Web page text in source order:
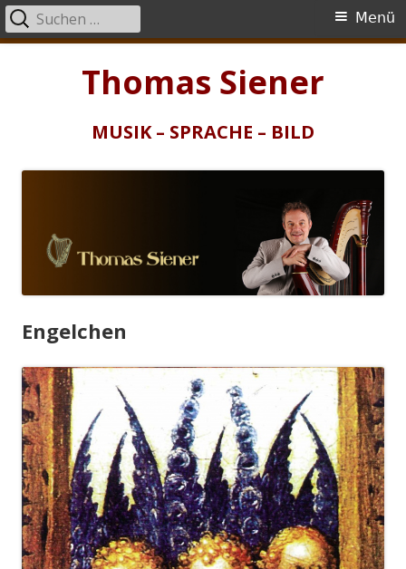
Thomas Siener
MUSIK – SPRACHE – BILD
Primäres
Menü
Suchen
nach:
Engelchen